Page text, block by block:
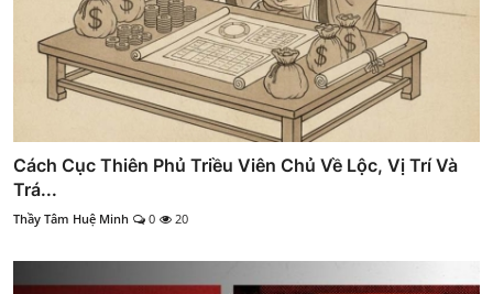
Cách Cục Thiên Phủ Triều Viên Chủ Về Lộc, Vị Trí Và
Trá...
Thầy Tâm Huệ Minh 0 20